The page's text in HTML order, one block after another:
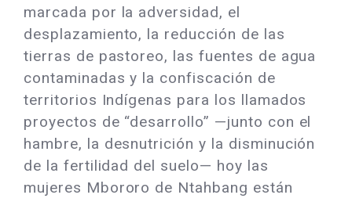
marcada por la adversidad, el
desplazamiento, la reducción de las
tierras de pastoreo, las fuentes de agua
contaminadas y la confiscación de
territorios Indígenas para los llamados
proyectos de “desarrollo” —junto con el
hambre, la desnutrición y la disminución
de la fertilidad del suelo— hoy las
mujeres Mbororo de Ntahbang están